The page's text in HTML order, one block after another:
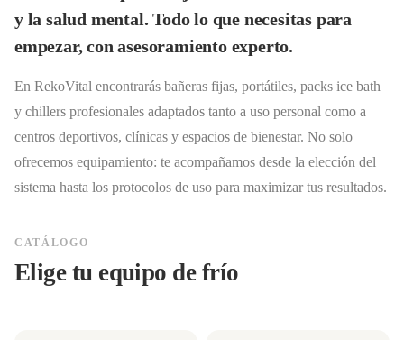
y la salud mental. Todo lo que necesitas para
empezar, con asesoramiento experto.
En RekoVital encontrarás bañeras fijas, portátiles, packs ice bath
y chillers profesionales adaptados tanto a uso personal como a
centros deportivos, clínicas y espacios de bienestar. No solo
ofrecemos equipamiento: te acompañamos desde la elección del
sistema hasta los protocolos de uso para maximizar tus resultados.
CATÁLOGO
Elige tu equipo de frío